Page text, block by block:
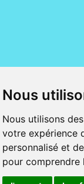
Nous
Nous utilisons
votre expérience
personnalisé et
pour comprendre
internet de l a pharmacie du
matériel médical. 1700 en